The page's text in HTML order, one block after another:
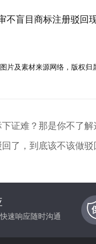
不盲目商标注册驳回
片及素材来源网络，版权
证难？那是你不了解
了，到底该不该做驳
速响应随时沟通